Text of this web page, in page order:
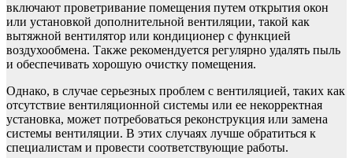
включают проветривание помещения путем открытия окон
или установкой дополнительной вентиляции, такой как
вытяжной вентилятор или кондиционер с функцией
воздухообмена. Также рекомендуется регулярно удалять пыль
и обеспечивать хорошую очистку помещения.
Однако, в случае серьезных проблем с вентиляцией, таких как
отсутствие вентиляционной системы или ее некорректная
установка, может потребоваться реконструкция или замена
системы вентиляции. В этих случаях лучше обратиться к
специалистам и провести соответствующие работы.